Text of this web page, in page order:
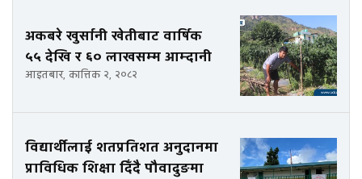
अकबरे खुर्सानी खेतीबाट वार्षिक
५५ देखि र ६० लाखसम्म आम्दानी
आइतबार, कात्तिक २, २०८२
विद्यार्थीलाई शतप्रतिशत अनुदानमा
प्राविधिक शिक्षा दिँदै पौवादुङमा